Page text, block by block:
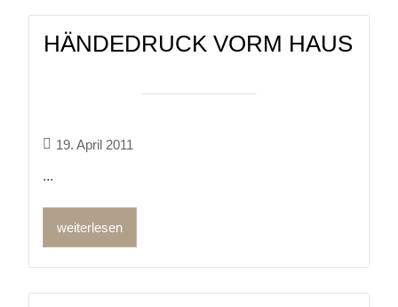
HÄNDEDRUCK VORM HAUS
19. April 2011
...
weiterlesen